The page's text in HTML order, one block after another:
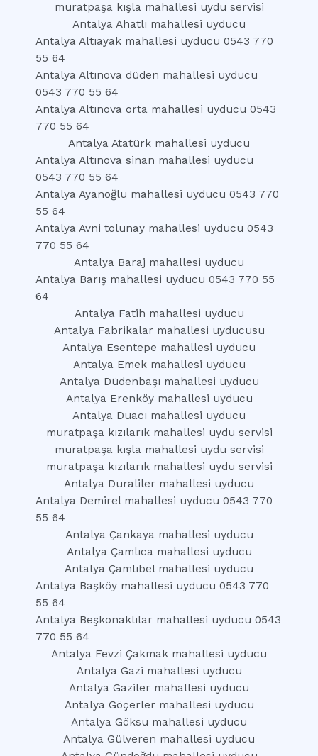
muratpaşa kışla mahallesi uydu servisi
Antalya Ahatlı mahallesi uyducu
Antalya Altıayak mahallesi uyducu 0543 770
55 64
Antalya Altınova düden mahallesi uyducu
0543 770 55 64
Antalya Altınova orta mahallesi uyducu 0543
770 55 64
Antalya Atatürk mahallesi uyducu
Antalya Altınova sinan mahallesi uyducu
0543 770 55 64
Antalya Ayanoğlu mahallesi uyducu 0543 770
55 64
Antalya Avni tolunay mahallesi uyducu 0543
770 55 64
Antalya Baraj mahallesi uyducu
Antalya Barış mahallesi uyducu 0543 770 55
64
Antalya Fatih mahallesi uyducu
Antalya Fabrikalar mahallesi uyducusu
Antalya Esentepe mahallesi uyducu
Antalya Emek mahallesi uyducu
Antalya Düdenbaşı mahallesi uyducu
Antalya Erenköy mahallesi uyducu
Antalya Duacı mahallesi uyducu
muratpaşa kızılarık mahallesi uydu servisi
muratpaşa kışla mahallesi uydu servisi
muratpaşa kızılarık mahallesi uydu servisi
Antalya Duraliler mahallesi uyducu
Antalya Demirel mahallesi uyducu 0543 770
55 64
Antalya Çankaya mahallesi uyducu
Antalya Çamlıca mahallesi uyducu
Antalya Çamlıbel mahallesi uyducu
Antalya Başköy mahallesi uyducu 0543 770
55 64
Antalya Beşkonaklılar mahallesi uyducu 0543
770 55 64
Antalya Fevzi Çakmak mahallesi uyducu
Antalya Gazi mahallesi uyducu
Antalya Gaziler mahallesi uyducu
Antalya Göçerler mahallesi uyducu
Antalya Göksu mahallesi uyducu
Antalya Gülveren mahallesi uyducu